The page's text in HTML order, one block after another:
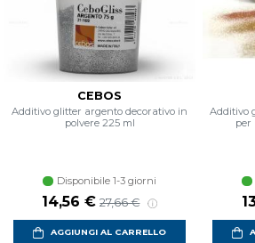
CEBOS
Additivo glitter argento decorativo in
polvere 225 ml
Disponibile 1-3 giorni
Prezzo scontato
14,56 € Prezzo di listino
27,66 €
AGGIUNGI AL CARRELLO
Additivo